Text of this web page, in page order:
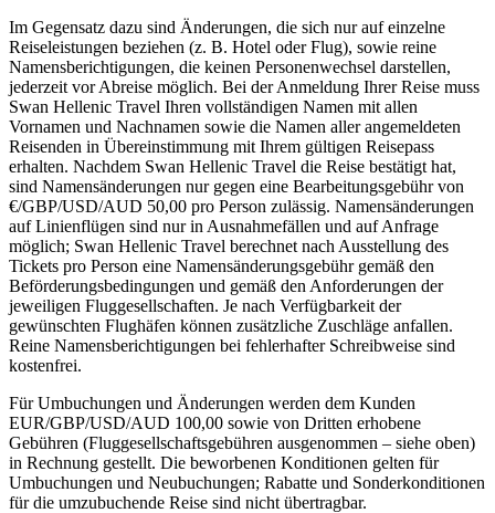
Im Gegensatz dazu sind Änderungen, die sich nur auf einzelne
Reiseleistungen beziehen (z. B. Hotel oder Flug), sowie reine
Namensberichtigungen, die keinen Personenwechsel darstellen,
jederzeit vor Abreise möglich. Bei der Anmeldung Ihrer Reise muss
Swan Hellenic Travel Ihren vollständigen Namen mit allen
Vornamen und Nachnamen sowie die Namen aller angemeldeten
Reisenden in Übereinstimmung mit Ihrem gültigen Reisepass
erhalten. Nachdem Swan Hellenic Travel die Reise bestätigt hat,
sind Namensänderungen nur gegen eine Bearbeitungsgebühr von
€/GBP/USD/AUD 50,00 pro Person zulässig. Namensänderungen
auf Linienflügen sind nur in Ausnahmefällen und auf Anfrage
möglich; Swan Hellenic Travel berechnet nach Ausstellung des
Tickets pro Person eine Namensänderungsgebühr gemäß den
Beförderungsbedingungen und gemäß den Anforderungen der
jeweiligen Fluggesellschaften. Je nach Verfügbarkeit der
gewünschten Flughäfen können zusätzliche Zuschläge anfallen.
Reine Namensberichtigungen bei fehlerhafter Schreibweise sind
kostenfrei.
Für Umbuchungen und Änderungen werden dem Kunden
EUR/GBP/USD/AUD 100,00 sowie von Dritten erhobene
Gebühren (Fluggesellschaftsgebühren ausgenommen – siehe oben)
in Rechnung gestellt. Die beworbenen Konditionen gelten für
Umbuchungen und Neubuchungen; Rabatte und Sonderkonditionen
für die umzubuchende Reise sind nicht übertragbar.